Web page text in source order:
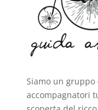
Siamo un
accompagnatori